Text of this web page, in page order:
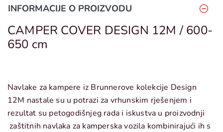
INFORMACIJE O PROIZVODU
CAMPER COVER DESIGN 12M / 600-
650 cm
Navlake za kampere iz Brunnerove kolekcije Design
12M nastale su u potrazi za vrhunskim rješenjem i
rezultat su petogodišnjeg rada i iskustva u proizvodnji
zaštitnih navlaka za kamperska vozila kombinirajući ih s